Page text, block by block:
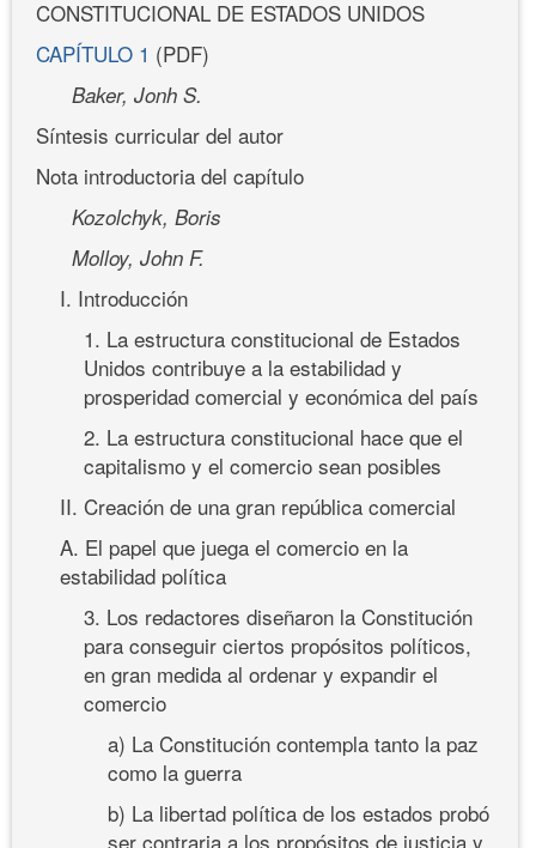
CONSTITUCIONAL DE ESTADOS UNIDOS
CAPÍTULO 1 (PDF)
Baker, Jonh S.
Síntesis curricular del autor
Nota introductoria del capítulo
Kozolchyk, Boris
Molloy, John F.
I. Introducción
1. La estructura constitucional de Estados
Unidos contribuye a la estabilidad y
prosperidad comercial y económica del país
2. La estructura constitucional hace que el
capitalismo y el comercio sean posibles
II. Creación de una gran república comercial
A. El papel que juega el comercio en la
estabilidad política
3. Los redactores diseñaron la Constitución
para conseguir ciertos propósitos políticos,
en gran medida al ordenar y expandir el
comercio
a) La Constitución contempla tanto la paz
como la guerra
b) La libertad política de los estados probó
ser contraria a los propósitos de justicia y